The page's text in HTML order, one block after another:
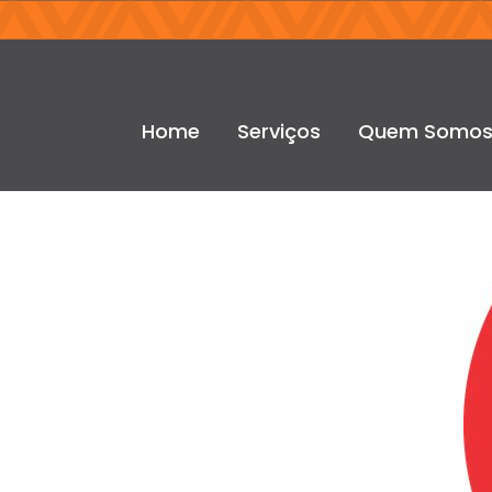
Home Serviços Quem Somos